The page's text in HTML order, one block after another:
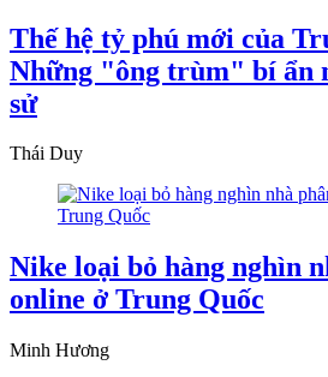
Thế hệ tỷ phú mới của
Những "ông trùm" bí ẩn
sử
Thái Duy
Nike loại bỏ hàng nghìn
online ở Trung Quốc
Minh Hương